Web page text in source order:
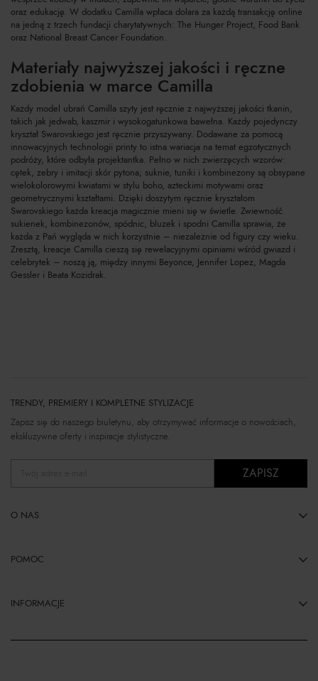
oraz edukację. W dodatku Camilla wpłaca dolara za każdą transakcję online
na jedną z trzech fundacji charytatywnych: The Hunger Project, Food Bank
oraz National Breast Cancer Foundation.
Materiały najwyższej jakości i ręczne
zdobienia w marce Camilla
Każdy model ubrań Camilla szyty jest ręcznie z najwyższej jakości tkanin,
takich jak jedwab, kaszmir i wysokogatunkowa bawełna. Każdy pojedynczy
kryształ Swarovskiego jest ręcznie przyszywany. Dodawane za pomocą
innowacyjnych technologii printy to istna wariacja na temat egzotycznych
podróży, które odbyła projektantka. Pełno w nich zwierzęcych wzorów:
cętek, zebry i imitacji skór pytona; suknie, tuniki i kombinezony są obsypane
wielokolorowymi kwiatami w stylu boho, azteckimi motywami oraz
geometrycznymi kształtami. Dzięki doszytym ręcznie kryształom
Swarovskiego każda kreacja magicznie mieni się w świetle. Zwiewność
sukienek, kombinezonów, spódnic, bluzek i spodni Camilla sprawia, że
każda z Pań wygląda w nich korzystnie – niezależnie od figury czy wieku.
Zresztą, kreacje Camilla cieszą się rewelacyjnymi opiniami wśród gwiazd i
celebrytek – noszą ją, między innymi Beyonce, Jennifer Lopez, Magda
Gessler i Beata Kozidrak.
TRENDY, PREMIERY I KOMPLETNE STYLIZACJE
Zapisz się do naszego biuletynu, aby otrzymywać informacje o nowościach,
ekskluzywne oferty i inspiracje stylistyczne.
ZAPISZ
O NAS
POMOC
INFORMACJE